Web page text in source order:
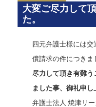
大変ご尽力して
た。
四元弁護士様には交
償請求の件につきま
尽力して頂き有難う
ました事、御礼申し
弁護士法人 焼津リ